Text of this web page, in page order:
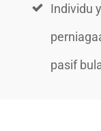
Individu
pasif